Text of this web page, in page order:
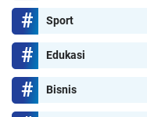
Sport
Edukasi
Bisnis